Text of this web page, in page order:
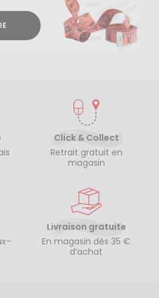
Click & Collect
Retrait gratuit en
magasin
Livraison gratuite
En magasin dès 35 €
d’achat